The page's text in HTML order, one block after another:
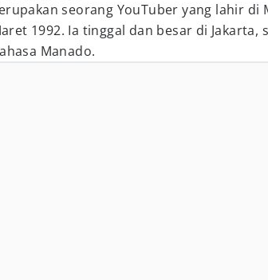
seorang YouTuber yang lahir di
1992. Ia tinggal dan besar di Jakarta,
Manado.